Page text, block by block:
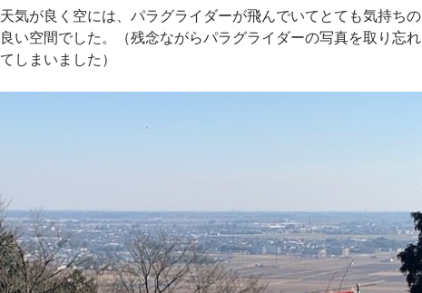
天気が良く空には、パラグライダーが飛んでいてとても気持ちの
良い空間でした。（残念ながらパラグライダーの写真を取り忘れ
てしまいました）